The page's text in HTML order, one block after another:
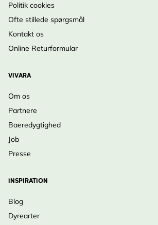
Politik cookies
Ofte stillede spørgsmål
Kontakt os
Online Returformular
VIVARA
Om os
Partnere
Baeredygtighed
Job
Presse
INSPIRATION
Blog
Dyrearter